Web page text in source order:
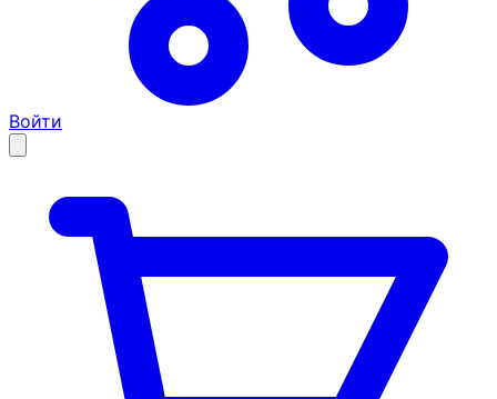
Войти